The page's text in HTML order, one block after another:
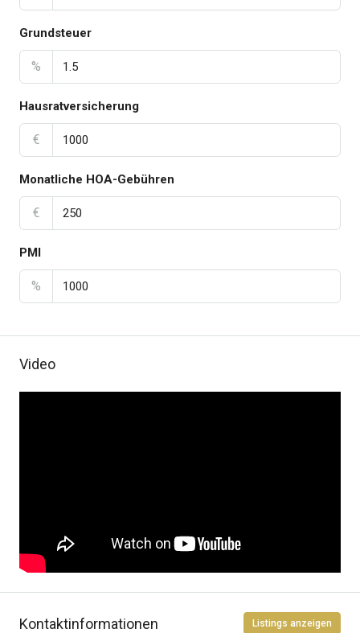
Grundsteuer
%
Hausratversicherung
€
Monatliche HOA-Gebühren
€
PMI
%
Video
Kontaktinformationen Listings anzeigen